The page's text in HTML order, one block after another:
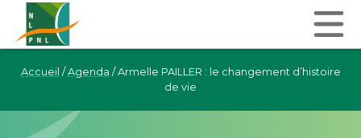
Accueil / Agenda / Armelle PAILLER : le changement d’histoire
de vie